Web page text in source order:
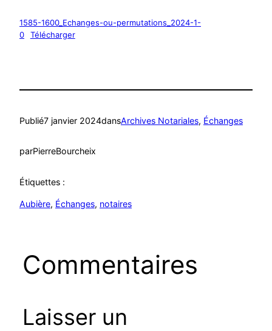
1585-1600_Echanges-ou-permutations_2024-1-
0
Télécharger
Publié7 janvier 2024dansArchives Notariales, Échanges
parPierreBourcheix
Étiquettes :
Aubière, Échanges, notaires
Commentaires
Laisser un